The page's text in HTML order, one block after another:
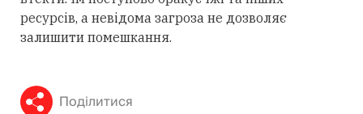
ресурсів, а невідома загроза не дозволяє
залишити помешкання.
Поділитися